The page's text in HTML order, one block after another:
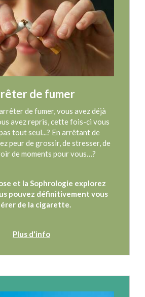
de fumer
de fumer, vous avez déjà
avez repris, cette fois-ci vous
tout seul...? En arrêtant de
peur de grossir, de stresser, de
de moments pour vous…?
et la Sophrologie explorez
pouvez définitivement vous
de la cigarette.
Plus d'info